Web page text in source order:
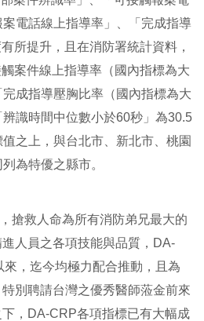
電話線上指導率」、「完成指導
所提升，且在消防署統計資料，
案件線上指導率（國內指標為大
成指導壓胸比率（國內指標為大
識時間中位數小於60秒」為30.5
之上，與台北市、新北市、桃園
為特優之縣市。
救人命為所有消防弟兄最大的
人員之各項技能與品質，DA-
，迄今均極力配合推動，且為
別聘請台灣之優秀醫師蒞金前來
，DA-CRP各項指標已有大幅成